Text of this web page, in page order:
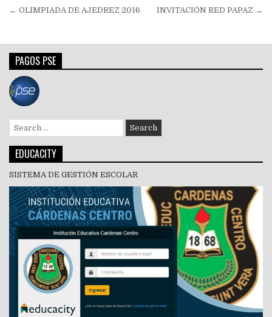
Navegación
entradas
← OLIMPIADA DE AJEDREZ 2016 INVITACIÓN RED PAPAZ →
PAGOS PSE
Search
for:
EDUCACITY
SISTEMA DE GESTIÓN ESCOLAR